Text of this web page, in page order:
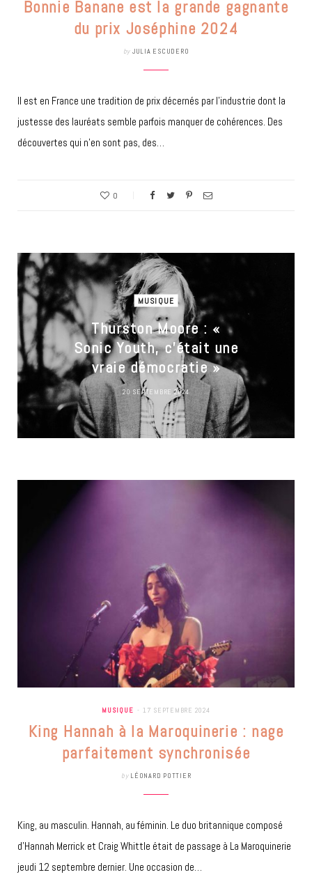
Bonnie Banane est la grande gagnante
du prix Joséphine 2024
by JULIA ESCUDERO
Il est en France une tradition de prix décernés par l’industrie dont la
justesse des lauréats semble parfois manquer de cohérences. Des
découvertes qui n’en sont pas, des…
0
MUSIQUE
Thurston Moore : «
Sonic Youth, c’était une
vraie démocratie »
20 SEPTEMBRE 2024
MUSIQUE 17 SEPTEMBRE 2024
King Hannah à la Maroquinerie : nage
parfaitement synchronisée
by LÉONARD POTTIER
King, au masculin. Hannah, au féminin. Le duo britannique composé
d’Hannah Merrick et Craig Whittle était de passage à La Maroquinerie
jeudi 12 septembre dernier. Une occasion de…